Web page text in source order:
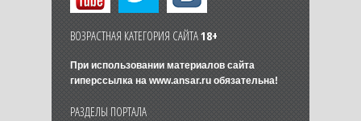
ВОЗРАСТНАЯ КАТЕГОРИЯ САЙТА18+
При использовании материалов сайта
гиперссылка на www.ansar.ruобязательна!
РАЗДЕЛЫ ПОРТАЛА